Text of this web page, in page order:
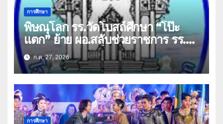
การศึกษา
พิษณุโลก รร.วัดโบสถ์ศึกษา “โป๊ะ
แตก” ย้าย ผอ.สลับช่วยราชการ รร.
ประชาสงเคราะห์วิทยา
ก.ค. 27, 2026
การศึกษา